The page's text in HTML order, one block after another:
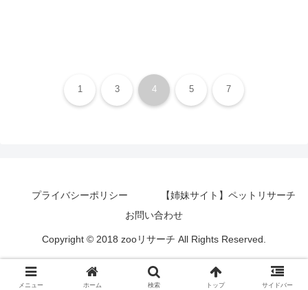
1 3 4 5 7
プライバシーポリシー
【姉妹サイト】ペットリサーチ
お問い合わせ
Copyright © 2018 zooリサーチ All Rights Reserved.
メニュー ホーム 検索 トップ サイドバー